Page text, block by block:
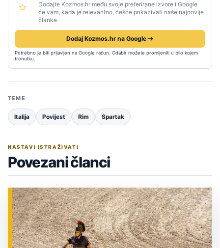
Dodajte Kozmos.hr među svoje preferirane izvore i Google
će vam, kada je relevantno, češće prikazivati naše najnovije
članke.
Dodaj Kozmos.hr na Google
Potrebno je biti prijavljen na Google račun. Odabir možete promijeniti u bilo kojem
trenutku.
TEME
Italija Povijest Rim Spartak
NASTAVI ISTRAŽIVATI
Povezani članci